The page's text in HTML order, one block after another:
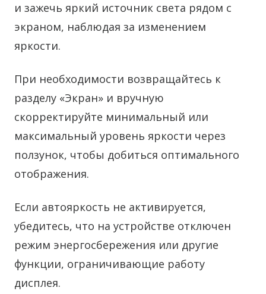
и зажечь яркий источник света рядом с
экраном, наблюдая за изменением
яркости.
При необходимости возвращайтесь к
разделу «Экран» и вручную
скорректируйте минимальный или
максимальный уровень яркости через
ползунок, чтобы добиться оптимального
отображения.
Если автояркость не активируется,
убедитесь, что на устройстве отключен
режим энергосбережения или другие
функции, ограничивающие работу
дисплея.